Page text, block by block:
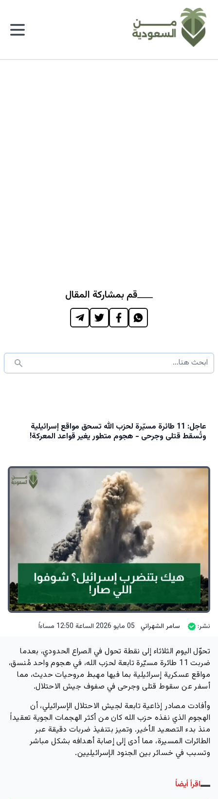
قم بمشاركة المقال
عاجل: 11 طائرة مسيّرة لحزب الله تسحق مواقع إسرائيلية
وتُسقط قتلى وجرحى - هجوم متطور يغير قواعد المعركة!
نشر: سامر الشهراني 05 مايو 2026 الساعة 12:50 مساءاً
تحوّل اليوم الثلاثاء إلى نقطة تحول في الصراع الحدودي، بعدما
ضربت 11 طائرة مسيّرة تابعة لحزب الله
، في هجوم واحد مُنسق،
مواقع عسكرية إسرائيلية بما فيها مهبط مروحيات حديث، مما
أسفر عن سقوط قتلى وجرحى في صفوف جيش الاحتلال.
وأفادت مصادر إذاعية تابعة لجيش الاحتلال الإسرائيلي، أن
الهجوم الذي نفذه حزب الله كان من أكثر الهجمات الجوية تعقيداً
منذ بدء التصعيد الأخير. وتميز بتنفيذ ضربات دقيقة عبر
الطائرات المسيرة، مما أدى إلى إصابة أهدافه بشكل مباشر
وتسبب في خسائر بين الجنود الإسرائيليين.
اقرأ أيضاً